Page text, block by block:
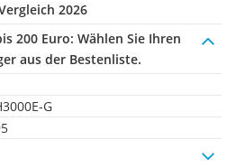
2026
200 Euro: Wählen Sie Ihren
aus der Bestenliste.
G